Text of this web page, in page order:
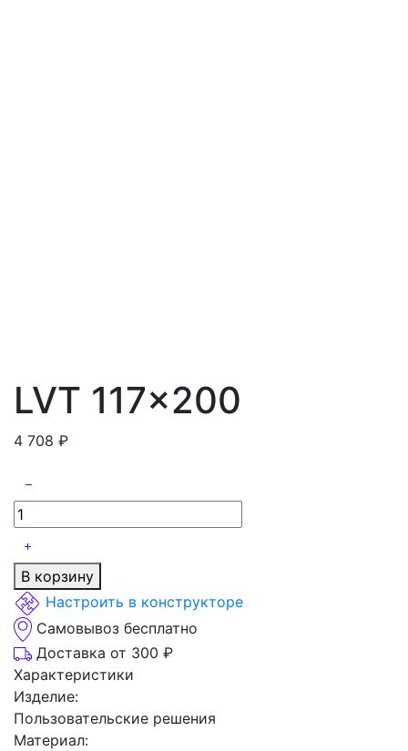
LVT 117×200
4 708 ₽
В корзину
Настроить в конструкторе
Самовывоз бесплатно
Доставка от 300 ₽
Характеристики
Изделие:
Пользовательские решения
Материал: